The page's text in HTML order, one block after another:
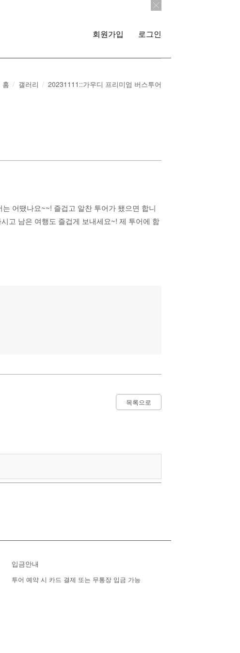
회원가입 로그인
홈 갤러리 20231111::가우디 프리미엄 버스투어
어땠나요~~! 즐겁고 알찬 투어가 됐으면 합니
고 남은 여행도 즐겁게 보내세요~! 제 투어에 함
목록으로
입금안내
투어 예약 시 카드 결제 또는 무통장 입금 가능